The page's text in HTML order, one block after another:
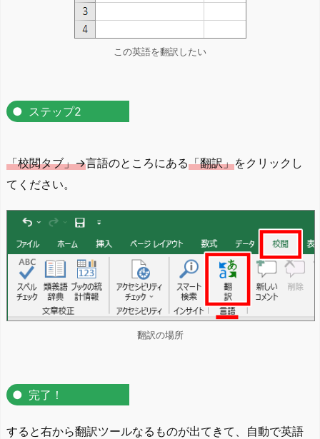
この英語を翻訳したい
ステップ2
「校閲タブ」→言語のところにある「翻訳」をクリックし
てください。
翻訳の場所
完了！
すると右から翻訳ツールなるものが出てきて、自動で英語